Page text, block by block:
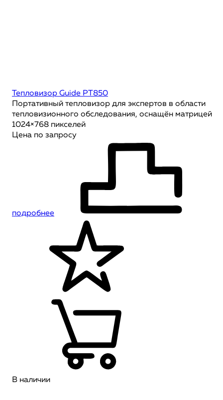
Тепловизор Guide PT850
Портативный тепловизор для экспертов в области
тепловизионного обследования, оснащён матрицей
1024×768 пикселей
Цена по запросу
подробнее
В наличии